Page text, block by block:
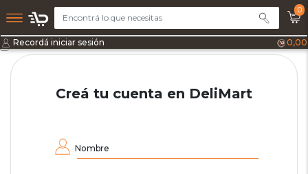
0
Recordá iniciar sesión 0,00
Creá tu cuenta en DeliMart
Nombre